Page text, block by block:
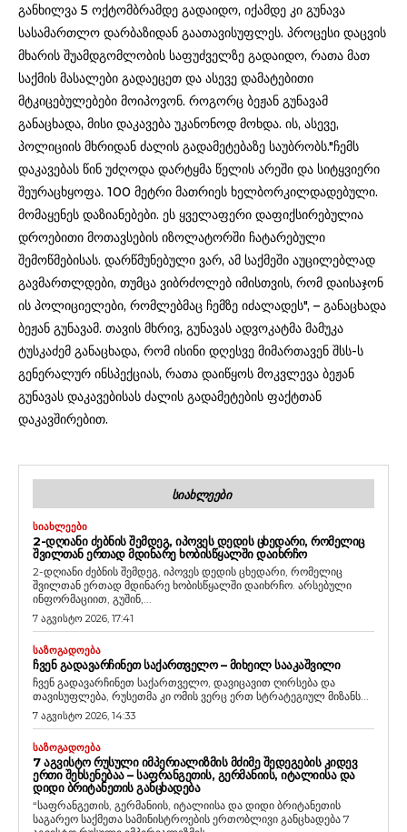
განხილვა 5 ოქტომბრამდე გადაიდო, იქამდე კი გუნავა
სასამართლო დარბაზიდან გაათავისუფლეს. პროცესი დაცვის
მხარის შუამდგომლობის საფუძველზე გადაიდო, რათა მათ
საქმის მასალები გადაეცეთ და ასევე დამატებითი
მტკიცებულებები მოიპოვონ. როგორც ბეჟან გუნავამ
განაცხადა, მისი დაკავება უკანონოდ მოხდა. ის, ასევე,
პოლიციის მხრიდან ძალის გადამეტებაზე საუბრობს."ჩემს
დაკავებას წინ უძღოდა დარტყმა წელის არეში და სიტყვიერი
შეურაცხყოფა. 100 მეტრი მათრიეს ხელბორკილდადებული.
მომაყენეს დაზიანებები. ეს ყველაფერი დაფიქსირებულია
დროებითი მოთავსების იზოლატორში ჩატარებული
შემოწმებისას. დარწმუნებული ვარ, ამ საქმეში აუცილებლად
გავმართლდები, თუმცა ვიბრძოლებ იმისთვის, რომ დაისაჯონ
ის პოლიციელები, რომლებმაც ჩემზე იძალადეს", – განაცხადა
ბეჟან გუნავამ. თავის მხრივ, გუნავას ადვოკატმა მამუკა
ტუსკაძემ განაცხადა, რომ ისინი დღესვე მიმართავენ შსს-ს
გენერალურ ინსპექციას, რათა დაიწყოს მოკვლევა ბეჟან
გუნავას დაკავებისას ძალის გადამეტების ფაქტთან
დაკავშირებით.
ᲡᲘᲐᲮᲚᲔᲔᲑᲘ
ᲡᲘᲐᲮᲚᲔᲔᲑᲘ
2-ᲓᲦᲘᲐᲜᲘ ᲫᲔᲑᲜᲘᲡ ᲨᲔᲛᲓᲔᲒ, ᲘᲞᲝᲕᲔᲡ ᲓᲔᲓᲘᲡ ᲪᲮᲔᲓᲐᲠᲘ, ᲠᲝᲛᲔᲚᲘᲪ
ᲨᲕᲘᲚᲗᲐᲜ ᲔᲠᲗᲐᲓ ᲛᲓᲘᲜᲐᲠᲔ ᲮᲝᲑᲘᲡᲬᲧᲐᲚᲨᲘ ᲓᲐᲘᲮᲠᲩᲝ
2-დღიანი ძებნის შემდეგ, იპოვეს დედის ცხედარი, რომელიც
შვილთან ერთად მდინარე ხობისწყალში დაიხრჩო. არსებული
ინფორმაციით, გუშინ,...
7 აგვისტო 2026, 17:41
ᲡᲐᲖᲝᲒᲐᲓᲝᲔᲑᲐ
ᲩᲕᲔᲜ ᲒᲐᲓᲐᲕᲐᲠᲩᲘᲜᲔᲗ ᲡᲐᲥᲐᲠᲗᲕᲔᲚᲝ – ᲛᲘᲮᲔᲘᲚ ᲡᲐᲐᲙᲐᲨᲕᲘᲚᲘ
ჩვენ გადავარჩინეთ საქართველო, დავიცავით ღირსება და
თავისუფლება, რუსეთმა კი ომის ვერც ერთ სტრატეგიულ მიზანს...
7 აგვისტო 2026, 14:33
ᲡᲐᲖᲝᲒᲐᲓᲝᲔᲑᲐ
7 ᲐᲒᲕᲘᲡᲢᲝ ᲠᲣᲡᲣᲚᲘ ᲘᲛᲞᲔᲠᲘᲐᲚᲘᲖᲛᲘᲡ ᲛᲫᲘᲛᲔ ᲨᲔᲓᲔᲒᲔᲑᲘᲡ ᲙᲘᲓᲔᲕ
ᲔᲠᲗᲘ ᲨᲔᲮᲡᲔᲜᲔᲑᲐᲐ – ᲡᲐᲤᲠᲐᲜᲒᲔᲗᲘᲡ, ᲒᲔᲠᲛᲐᲜᲘᲘᲡ, ᲘᲢᲐᲚᲘᲘᲡᲐ ᲓᲐ
ᲓᲘᲓᲘ ᲑᲠᲘᲢᲐᲜᲔᲗᲘᲡ ᲒᲐᲜᲪᲮᲐᲓᲔᲑᲐ
“საფრანგეთის, გერმანიის, იტალიისა და დიდი ბრიტანეთის
საგარეო საქმეთა სამინისტროების ერთობლივი განცხადება 7